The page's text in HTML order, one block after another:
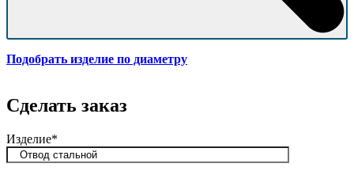
Подобрать изделие по диаметру
Сделать заказ
Изделие*